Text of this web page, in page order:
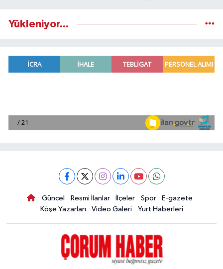
Yükleniyor...
Güncel Resmi İlanlar İlçeler Spor
E-gazete
Köşe Yazarları
Video Galeri Yurt Haberleri